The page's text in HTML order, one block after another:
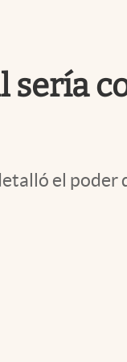
sería
el poder